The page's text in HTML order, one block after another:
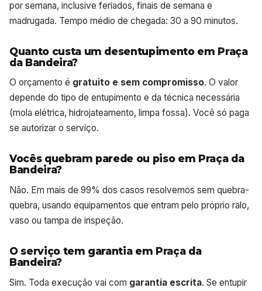
por semana, inclusive feriados, finais de semana e
madrugada. Tempo médio de chegada: 30 a 90 minutos.
Quanto custa um desentupimento em Praça
da Bandeira?
O orçamento é gratuito e sem compromisso. O valor
depende do tipo de entupimento e da técnica necessária
(mola elétrica, hidrojateamento, limpa fossa). Você só paga
se autorizar o serviço.
Vocês quebram parede ou piso em Praça da
Bandeira?
Não. Em mais de 99% dos casos resolvemos sem quebra-
quebra, usando equipamentos que entram pelo próprio ralo,
vaso ou tampa de inspeção.
O serviço tem garantia em Praça da
Bandeira?
Sim. Toda execução vai com garantia escrita. Se entupir